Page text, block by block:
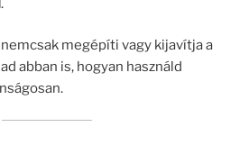
.
megépíti vagy kijavítja a
abban is, hogyan használd